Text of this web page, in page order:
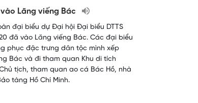
Lăng viếng Bác
đại biểu dự Đại hội Đại biểu DTTS
đã vào Lăng viếng Bác. Các đại biểu
phục đặc trưng dân tộc mình xếp
Bác và đi tham quan Khu di tích
tịch, tham quan ao cá Bác Hồ, nhà
tàng Hồ Chí Minh.